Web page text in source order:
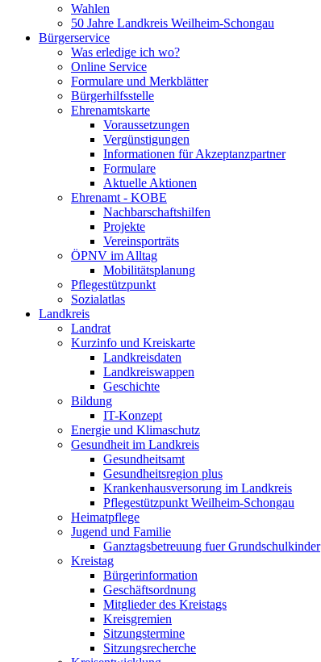
Wahlen
50 Jahre Landkreis Weilheim-Schongau
Bürgerservice
Was erledige ich wo?
Online Service
Formulare und Merkblätter
Bürgerhilfsstelle
Ehrenamtskarte
Voraussetzungen
Vergünstigungen
Informationen für Akzeptanzpartner
Formulare
Aktuelle Aktionen
Ehrenamt - KOBE
Nachbarschaftshilfen
Projekte
Vereinsporträts
ÖPNV im Alltag
Mobilitätsplanung
Pflegestützpunkt
Sozialatlas
Landkreis
Landrat
Kurzinfo und Kreiskarte
Landkreisdaten
Landkreiswappen
Geschichte
Bildung
IT-Konzept
Energie und Klimaschutz
Gesundheit im Landkreis
Gesundheitsamt
Gesundheitsregion plus
Krankenhausversorung im Landkreis
Pflegestützpunkt Weilheim-Schongau
Heimatpflege
Jugend und Familie
Ganztagsbetreuung fuer Grundschulkinder
Kreistag
Bürgerinformation
Geschäftsordnung
Mitglieder des Kreistags
Kreisgremien
Sitzungstermine
Sitzungsrecherche